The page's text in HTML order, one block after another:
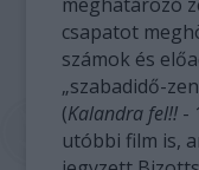
csapatot
számok és
„szabadidő-
(Kalandra fel!! -
utóbbi film is,